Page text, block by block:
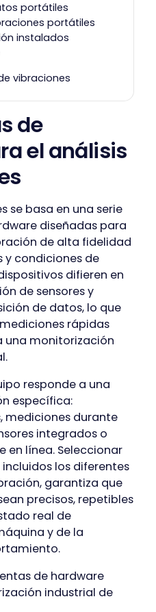
portátiles
portátiles
instalados
vibraciones
de
el análisis
se basa en una serie
diseñadas para
de alta fidelidad
y condiciones de
difieren en
de sensores y
de datos, lo que
rápidas
una monitorización
responde a una
específica:
mediciones durante
integrados o
en línea. Seleccionar
los diferentes
garantiza que
precisos, repetibles
real de
y de la
de hardware
industrial de